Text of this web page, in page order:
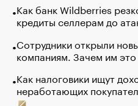
Как банк Wildberries
кредиты селлерам до
Сотрудники открыли
компаниям. Зачем им это
Как налоговики ищут
неработающих